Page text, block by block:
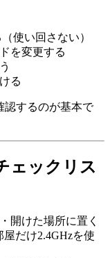
使い回さない）
を変更する
る
認するのが基本で
ェックリス
開けた場所に置く
だけ2.4GHzを使